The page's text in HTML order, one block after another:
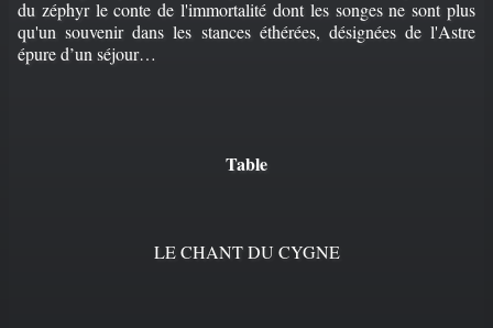
du zéphyr le conte de l'immortalité dont les songes ne sont plus
qu'un souvenir dans les stances éthérées, désignées de l'Astre
épure d’un séjour…
Table
LE CHANT DU CYGNE